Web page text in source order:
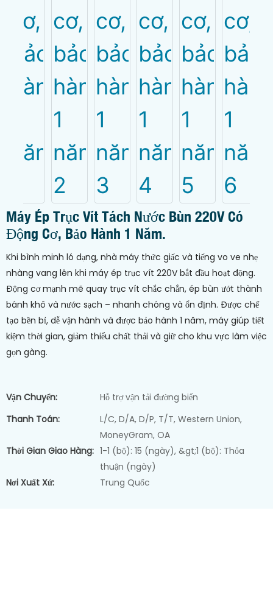
Máy Ép Trục Vít Tách Nước Bùn 220V Có
Động Cơ, Bảo Hành 1 Năm.
Khi bình minh ló dạng, nhà máy thức giấc và tiếng vo ve nhẹ
nhàng vang lên khi máy ép trục vít 220V bắt đầu hoạt động.
Động cơ mạnh mẽ quay trục vít chắc chắn, ép bùn ướt thành
bánh khô và nước sạch – nhanh chóng và ổn định. Được chế
tạo bền bỉ, dễ vận hành và được bảo hành 1 năm, máy giúp tiết
kiệm thời gian, giảm thiểu chất thải và giữ cho khu vực làm việc
gọn gàng.
Vận Chuyển:
Hỗ trợ vận tải đường biển
Thanh Toán:
L/C, D/A, D/P, T/T, Western Union,
MoneyGram, OA
Thời Gian Giao Hàng: 1-1 (bộ): 15 (ngày), &gt;1 (bộ): Thỏa
thuận (ngày)
Nơi Xuất Xứ:
Trung Quốc